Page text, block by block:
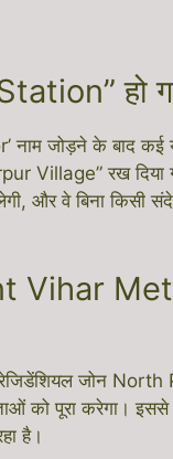
हो
नाम जोड़ने के बाद कई
Village” रख दिया
और वे बिना किसी
Vihar
रेजिडेंशियल जोन
पूरा करेगा। इससे
है।